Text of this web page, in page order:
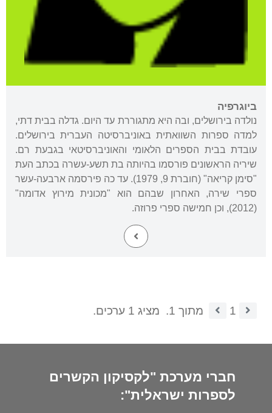
ביוגרפיה
נולדה בירושלים, ובה היא מתגוררת עד היום. גדלה בבית דתי,
למדה ספרות השוואתית באוניברסיטה העברית בירושלים.
עובדת בבית הספרים הלאומי והאוניברסיטאי בגבעת רם.
שיריה הראשונים פורסמו בהיותה בת תשע-עשרה בכתב העת
"סימן קריאה" (חוברת 9, 1979). עד כה פירסמה ארבעה-עשר
ספרי שירה, האחרון שבהם הוא "מכונית מירוץ אדומה"
(2012), וכן חמישה ספרי פרוזה.
1 מתוך 1. מציג 1 ערכים.
חברי מערכת "לקסיקון הקשרים
לספרות ישראלית":